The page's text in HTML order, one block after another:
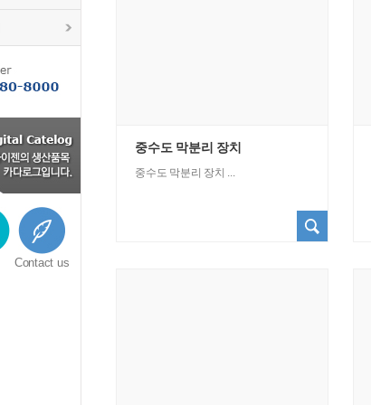
Contact us
중수도 막분리 장치
중수도 막분리 장치 ...